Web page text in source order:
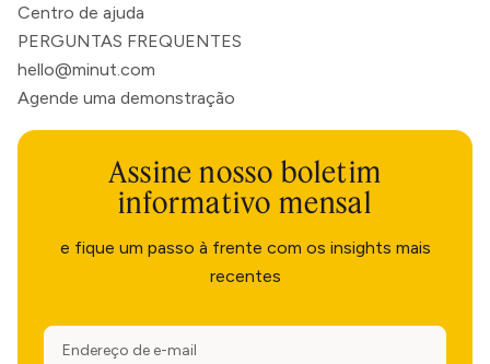
Centro de ajuda
PERGUNTAS FREQUENTES
hello@minut.com
Agende uma demonstração
Assine nosso boletim
informativo mensal
e fique um passo à frente com os insights mais
recentes